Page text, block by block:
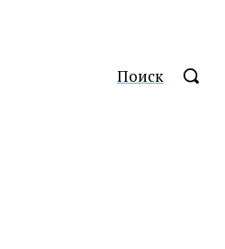
Поиск